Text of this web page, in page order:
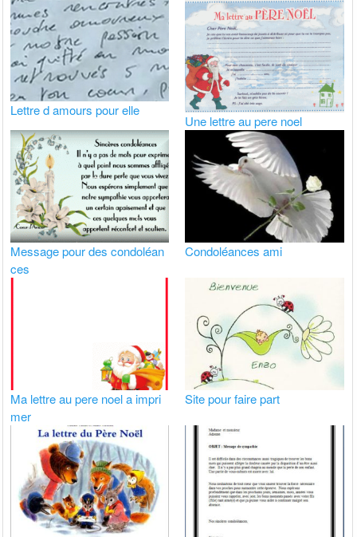
Lettre d amours pour elle
Une lettre au pere noel
Message pour des condoléan
ces
Condoléances ami
Ma lettre au pere noel a impri
mer
Site pour faire part